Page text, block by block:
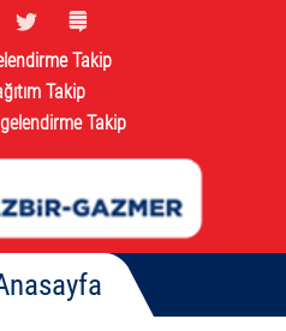
Takip
Takip
Takip